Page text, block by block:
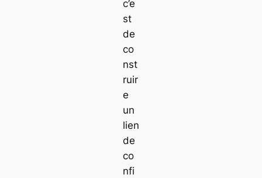
c’e
st
de
co
nst
ruir
e
un
lien
de
co
nfi